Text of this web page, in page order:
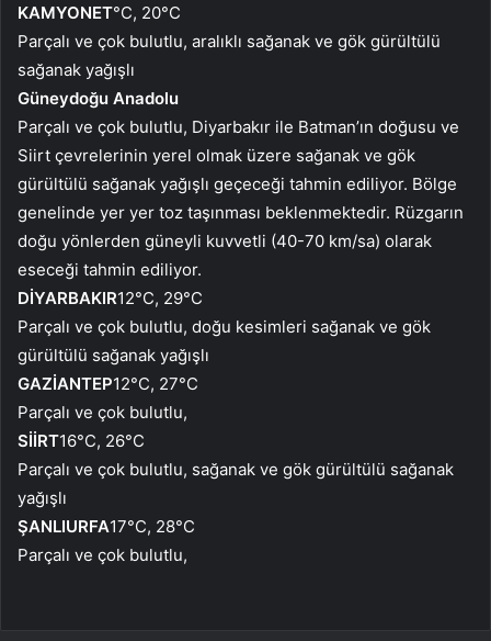
KAMYONET°C, 20°C
Parçalı ve çok bulutlu, aralıklı sağanak ve gök gürültülü
sağanak yağışlı
Güneydoğu Anadolu
Parçalı ve çok bulutlu, Diyarbakır ile Batman’ın doğusu ve
Siirt çevrelerinin yerel olmak üzere sağanak ve gök
gürültülü sağanak yağışlı geçeceği tahmin ediliyor. Bölge
genelinde yer yer toz taşınması beklenmektedir. Rüzgarın
doğu yönlerden güneyli kuvvetli (40-70 km/sa) olarak
eseceği tahmin ediliyor.
DİYARBAKIR12°C, 29°C
Parçalı ve çok bulutlu, doğu kesimleri sağanak ve gök
gürültülü sağanak yağışlı
GAZİANTEP12°C, 27°C
Parçalı ve çok bulutlu,
SİİRT16°C, 26°C
Parçalı ve çok bulutlu, sağanak ve gök gürültülü sağanak
yağışlı
ŞANLIURFA17°C, 28°C
Parçalı ve çok bulutlu,